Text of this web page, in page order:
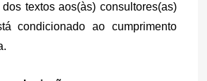
textos aos(às) consultores(as)
condicionado ao cumprimento